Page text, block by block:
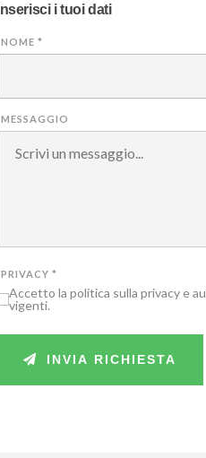
Inserisci i tuoi dati
NOME *
MESSAGGIO
PRIVACY *
Accetto la politica sulla privacy e
vigenti.
INVIA RICHIESTA